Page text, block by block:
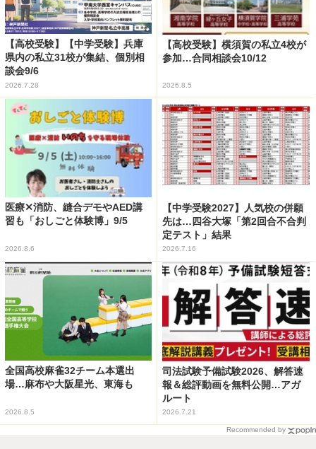
【高校受験】【中学受験】兵庫
県内の私立31校が集結、個別相
談会9/6
2026.7.28
【高校受験】横須賀の私立4校が
参加…合同相談会10/12
2026.8.5
医療✕消防、縫合デモやAED講
習も「おしごと体験博」9/5
2026.8.6
【中学受験2027】人気校の併願
先は…四谷大塚「第2回合不合判
定テスト」結果
2026.7.16
全国高校麻雀32チーム本選出
場…麻布や大阪星光、東海も
2026.8.5
司法試験予備試験2026、解答速
報＆総評動画を無料公開…アガ
ルート
2026.7.21
Recommended by